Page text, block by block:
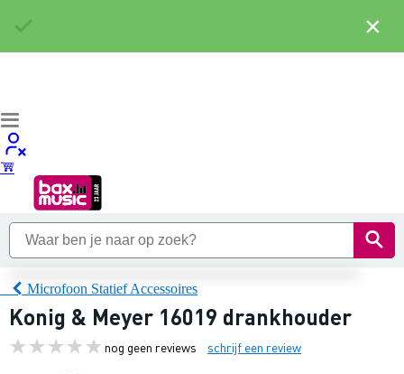
Microfoon Statief Accessoires
Konig & Meyer 16019 drankhouder
nog geen reviews schrijf een review
×